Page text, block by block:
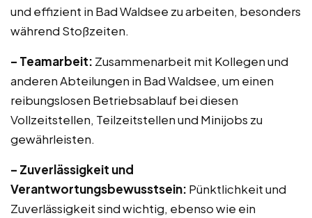
und effizient in Bad Waldsee zu arbeiten, besonders
während Stoßzeiten.
– Teamarbeit: Zusammenarbeit mit Kollegen und
anderen Abteilungen in Bad Waldsee, um einen
reibungslosen Betriebsablauf bei diesen
Vollzeitstellen, Teilzeitstellen und Minijobs zu
gewährleisten.
– Zuverlässigkeit und
Verantwortungsbewusstsein: Pünktlichkeit und
Zuverlässigkeit sind wichtig, ebenso wie ein